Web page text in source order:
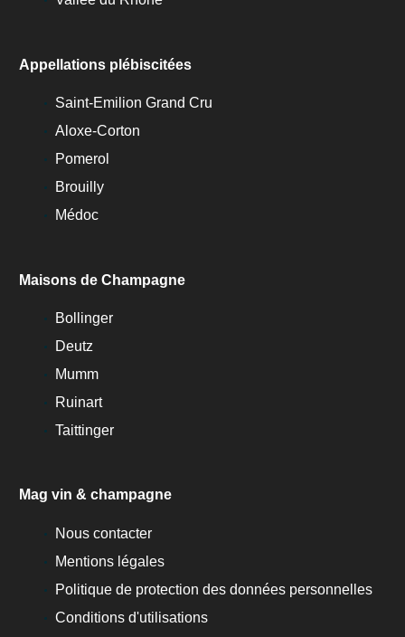
Appellations plébiscitées
Saint-Emilion Grand Cru
Aloxe-Corton
Pomerol
Brouilly
Médoc
Maisons de Champagne
Bollinger
Deutz
Mumm
Ruinart
Taittinger
Mag vin & champagne
Nous contacter
Mentions légales
Politique de protection des données personnelles
Conditions d'utilisations